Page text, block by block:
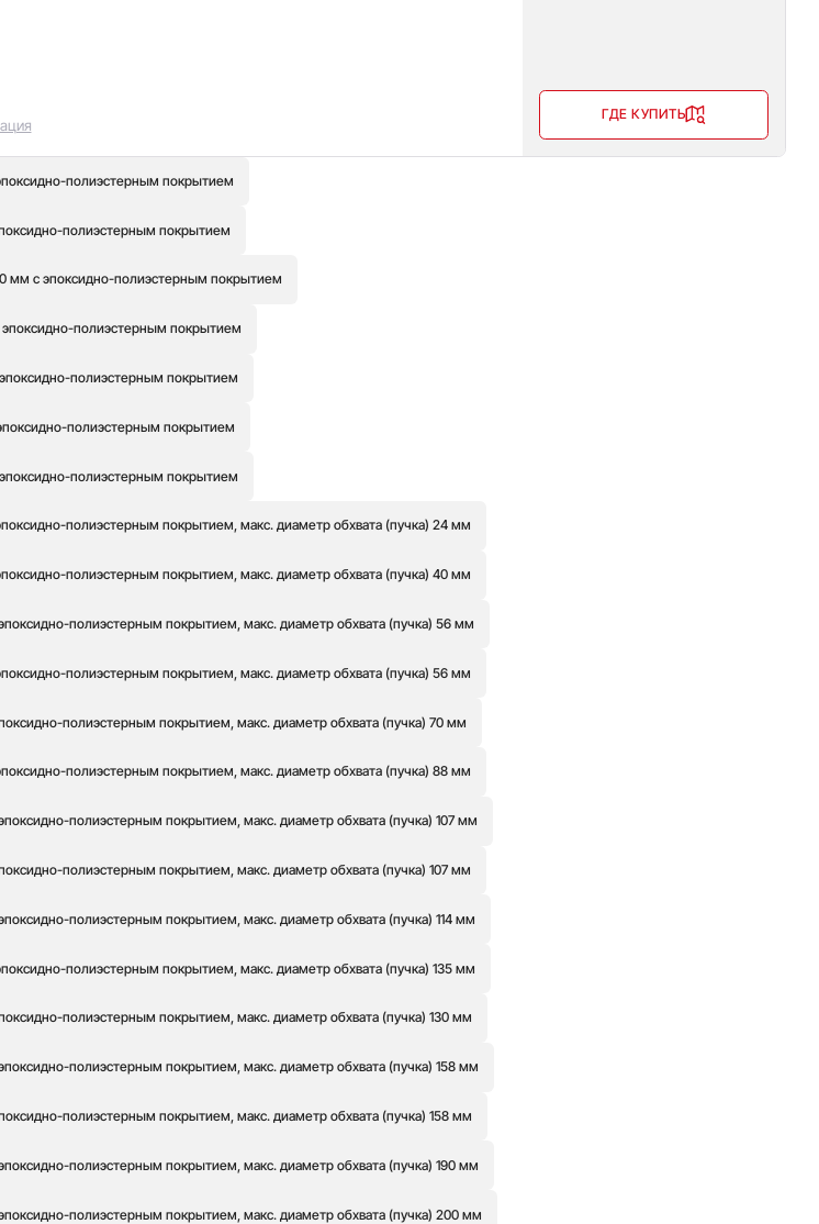
ГДЕ КУПИТЬ
полиэстерным покрытием
полиэстерным покрытием
мм с эпоксидно-полиэстерным покрытием
полиэстерным покрытием
полиэстерным покрытием
полиэстерным покрытием
полиэстерным покрытием
полиэстерным покрытием, макс. диаметр обхвата (пучка) 24 мм
полиэстерным покрытием, макс. диаметр обхвата (пучка) 40 мм
полиэстерным покрытием, макс. диаметр обхвата (пучка) 56 мм
полиэстерным покрытием, макс. диаметр обхвата (пучка) 56 мм
полиэстерным покрытием, макс. диаметр обхвата (пучка) 70 мм
полиэстерным покрытием, макс. диаметр обхвата (пучка) 88 мм
полиэстерным покрытием, макс. диаметр обхвата (пучка) 107 мм
полиэстерным покрытием, макс. диаметр обхвата (пучка) 107 мм
полиэстерным покрытием, макс. диаметр обхвата (пучка) 114 мм
полиэстерным покрытием, макс. диаметр обхвата (пучка) 135 мм
полиэстерным покрытием, макс. диаметр обхвата (пучка) 130 мм
полиэстерным покрытием, макс. диаметр обхвата (пучка) 158 мм
полиэстерным покрытием, макс. диаметр обхвата (пучка) 158 мм
полиэстерным покрытием, макс. диаметр обхвата (пучка) 190 мм
полиэстерным покрытием, макс. диаметр обхвата (пучка) 200 мм